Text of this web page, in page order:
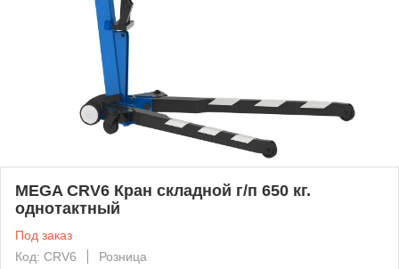
MEGA CRV6 Кран складной г/п 650 кг.
однотактный
Под заказ
Код: CRV6
Розница